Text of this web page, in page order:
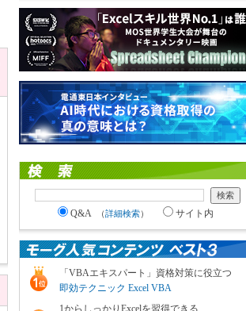
Q&A （詳細検索） サイト内
「VBAエキスパート」資格対策に役立つ
即効テクニック Excel VBA
1からしっかりExcelを習得できる